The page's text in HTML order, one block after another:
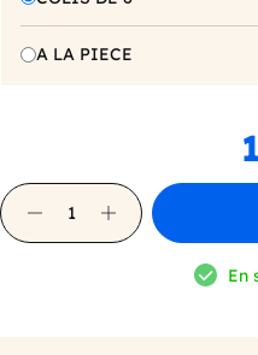
A LA PIECE
En